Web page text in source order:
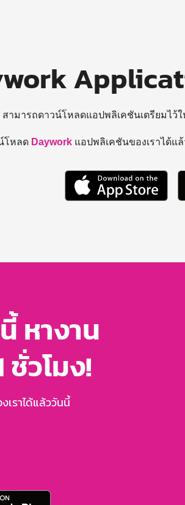
สามารถดาวน์โหลดแอปพลิเคชันเตรียมไว้
โหลด Daywork แอปพลิเคชันของเราได้แ
หางาน
ชั่วโมง!
เราได้แล้ววันนี้